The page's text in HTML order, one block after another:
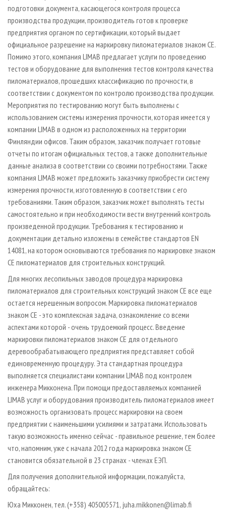
подготовки документа, касающегося контроля процесса
производства продукции, производитель готов к проверке
предприятия органом по сертификации, который выдает
официальное разрешение на маркировку пиломатериалов знаком СЕ.
Помимо этого, компания LIMAB предлагает услуги по проведению
тестов и оборудование для выполнения тестов контроля качества
пиломатериалов, прошедших классификацию по прочности, в
соответствии с документом по контролю производства продукции.
Мероприятия по тестированию могут быть выполнены с
использованием системы измерения прочности, которая имеется у
компании LIMAB в одном из расположенных на территории
Финляндии офисов. Таким образом, заказчик получает готовые
отчеты по итогам официальных тестов, а также дополнительные
данные анализа в соответствии со своими потребностями. Также
компания LIMAB может предложить заказчику приобрести систему
измерения прочности, изготовленную в соответствии с его
требованиями. Таким образом, заказчик может выполнять тесты
самостоятельно и при необходимости вести внутренний контроль
произведенной продукции. Требования к тестированию и
документации детально изложены в семействе стандартов EN
14081, на котором основываются требования по маркировке знаком
СЕ пиломатериалов для строительных конструкций.
Для многих лесопильных заводов процедура маркировка
пиломатериалов для строительных конструкций знаком СЕ все еще
остается нерешенным вопросом. Маркировка пиломатериалов
знаком СЕ - это комплексная задача, ознакомление со всеми
аспектами которой - очень трудоемкий процесс. Введение
маркировки пиломатериалов знаком СЕ для отдельного
деревообрабатывающего предприятия представляет собой
единовременную процедуру. Эта стандартная процедура
выполняется специалистами компании LIMAB под контролем
инженера Микконена. При помощи предоставляемых компанией
LIMAB услуг и оборудования производитель пиломатериалов имеет
возможность организовать процесс маркировки на своем
предприятии с наименьшими усилиями и затратами. Использовать
такую возможность именно сейчас - правильное решение, тем более
что, напомним, уже с начала 2012 года маркировка знаком СЕ
становится обязательной в 23 странах - членах ЕЭП.
Для получения дополнительной информации, пожалуйста,
обращайтесь:
Юха Микконен, тел. (+358) 405­00­55­71, juha.mikkonen@limab.fi